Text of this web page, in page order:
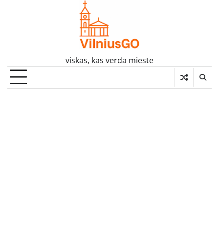
viskas, kas verda mieste